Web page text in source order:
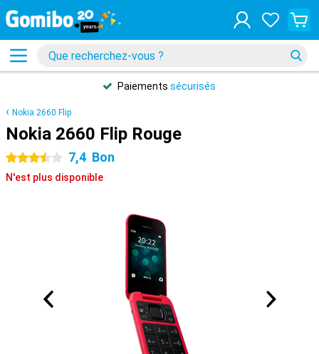
Paiements sécurisés
Nokia 2660 Flip
Nokia 2660 Flip Rouge
3.5 étoiles 7,4 Bon
N'est plus disponible